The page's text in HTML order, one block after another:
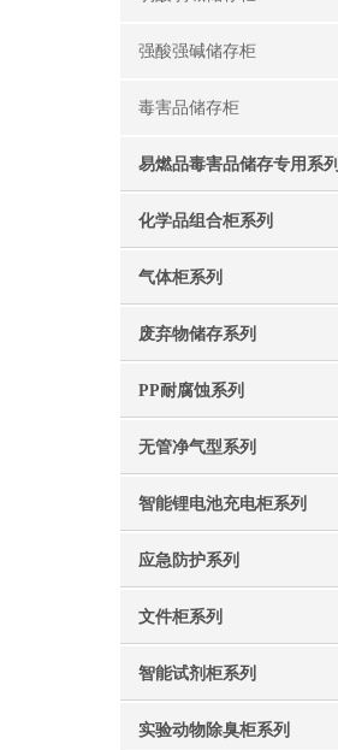
强酸强碱储存柜
毒害品储存柜
易燃品毒害品储存专用系列
化学品组合柜系列
气体柜系列
废弃物储存系列
PP耐腐蚀系列
无管净气型系列
智能锂电池充电柜系列
应急防护系列
文件柜系列
智能试剂柜系列
实验动物除臭柜系列